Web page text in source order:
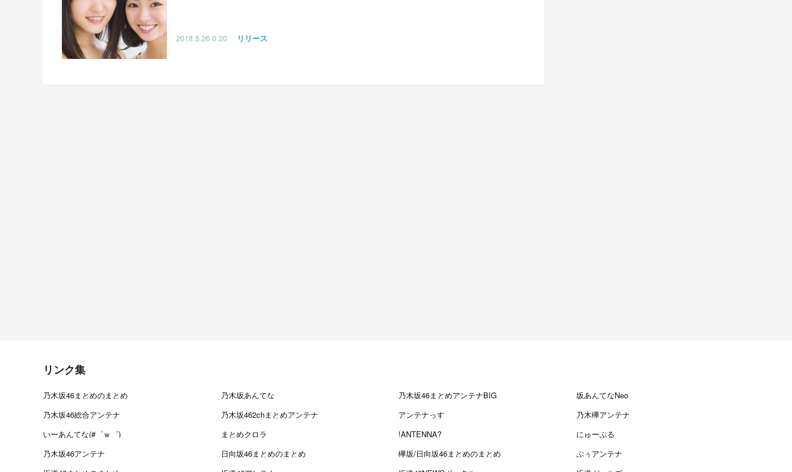
2018.5.26 0:20 リリース
リンク集
乃木坂46まとめのまとめ 乃木坂あんてな 乃木坂46まとめアンテナBIG
坂あんてなNeo
乃木坂46総合アンテナ
乃木坂462chまとめアンテナ アンテナっす
乃木欅アンテナ
いーあんてな(#゜ｗ゜)
まとめクロラ !ANTENNA?
にゅーぷる
乃木坂46アンテナ
日向坂46まとめのまとめ 欅坂/日向坂46まとめのまとめ
ぷぅアンテナ